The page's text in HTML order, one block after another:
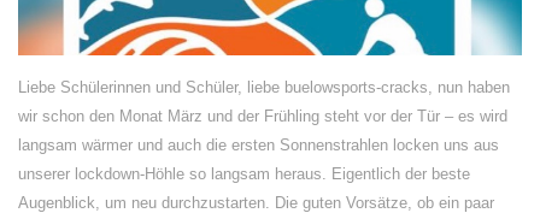
Liebe Schülerinnen und Schüler, liebe buelowsports-cracks, nun haben
wir schon den Monat März und der Frühling steht vor der Tür – es wird
langsam wärmer und auch die ersten Sonnenstrahlen locken uns aus
unserer lockdown-Höhle so langsam heraus. Eigentlich der beste
Augenblick, um neu durchzustarten. Die guten Vorsätze, ob ein paar